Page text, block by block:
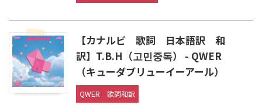
【カナルビ 歌詞 日本語訳 和
訳】T.B.H（고민중독） - QWER
（キューダブリューイーアール）
QWER 歌詞和訳